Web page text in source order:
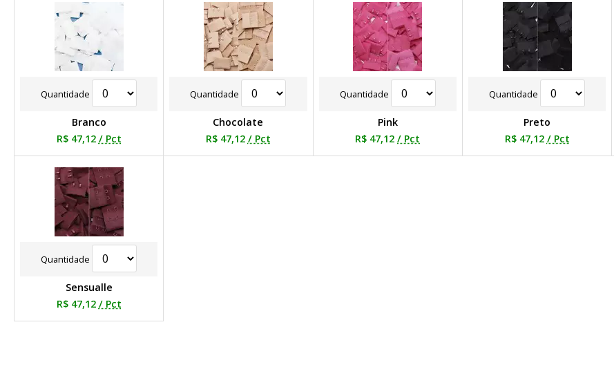
Quantidade
Branco
R$ 47,12 / Pct
Quantidade
Chocolate
R$ 47,12 / Pct
Quantidade
Pink
R$ 47,12 / Pct
Quantidade
Preto
R$ 47,12 / Pct
Quantidade
Sensualle
R$ 47,12 / Pct